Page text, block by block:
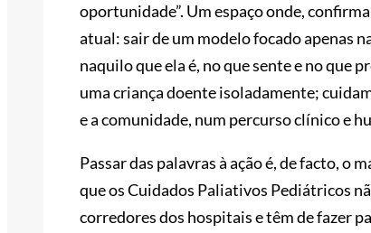
oportunidade”. Um espaço onde,
atual: sair de um modelo focado apenas
naquilo que ela é, no que sente e no que
uma criança doente isoladamente;
e a comunidade, num percurso clínico e
Passar das palavras à ação é, de facto, o
que os Cuidados Paliativos Pediátricos
corredores dos hospitais e têm de fazer